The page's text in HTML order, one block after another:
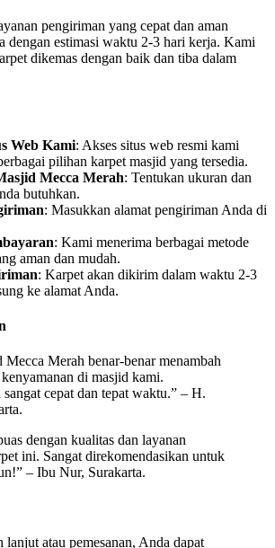
pengiriman yang cepat dan aman
dengan estimasi waktu 2-3 hari kerja. Kami
dikemas dengan baik dan tiba dalam
Web Kami: Akses situs web resmi kami
pilihan karpet masjid yang tersedia.
Mecca Merah: Tentukan ukuran dan
butuhkan.
: Masukkan alamat pengiriman Anda di
: Kami menerima berbagai metode
aman dan mudah.
: Karpet akan dikirim dalam waktu 2-3
ke alamat Anda.
Merah benar-benar menambah
di masjid kami.
cepat dan tepat waktu.” – H.
dengan kualitas dan layanan
ini. Sangat direkomendasikan untuk
– Ibu Nur, Surakarta.
atau pemesanan, Anda dapat